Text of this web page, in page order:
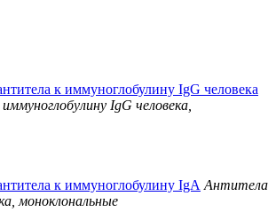
к иммуноглобулину IgG человека
IgG человека,
к иммуноглобулину IgА Антитела
моноклональные